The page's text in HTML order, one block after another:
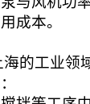
成本。
的工业领